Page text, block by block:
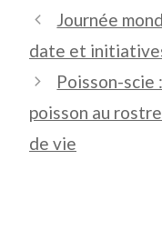
Journée
date et
Poisson-
poisson au
de vie